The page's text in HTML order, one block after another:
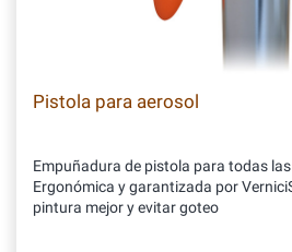
Pistola para aerosol
Empuñadura de pistola para todas
Ergonómica y garantizada por
pintura mejor y evitar goteo